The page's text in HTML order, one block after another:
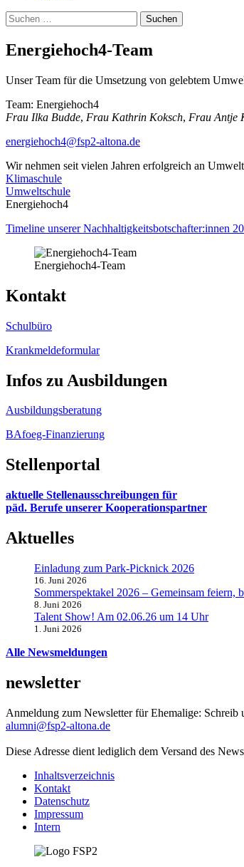
Suchen
Suchen
nach:
Energiehoch4-Team
Unser Team für die Umsetzung von gelebtem
Team: Energiehoch4
Frau Ilka Budde, Frau Kathrin Koksch, Frau Antje
energiehoch4@fsp2-altona.de
Wir nehmen seit vielen Jahren erfolgreich an
Klimaschule
Umweltschule
Energiehoch4
Timeline unserer Nachhaltigkeitsbotschafter:innen
Energiehoch4-Team
Kontakt
Schulbüro
Krankmeldeformular
Infos zu Ausbildungen
Ausbildungsberatung
BAfoeg-Finanzierung
Stellenportal
aktuelle Stellenausschreibungen für
päd. Berufe unserer Kooperationspartner
Aktuelles
Einladung zum Park-Picknick 2026
16. Juni 2026
Sommerspektakel 2026 – Gemeinsam feiern,
8. Juni 2026
Talent Show! Am 02.06.26 um 14 Uhr
1. Juni 2026
Alle Newsmeldungen
newsletter
Anmeldung zum Newsletter für Ehemalige: Schreib
alumni@fsp2-altona.de
Diese Adresse dient lediglich dem Versand des
Inhaltsverzeichnis
Kontakt
Datenschutz
Impressum
Intern